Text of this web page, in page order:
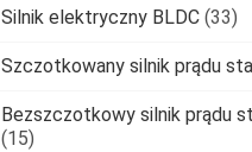
Silnik elektryczny BLDC (33)
Szczotkowany silnik prądu
Bezszczotkowy silnik prądu
(15)